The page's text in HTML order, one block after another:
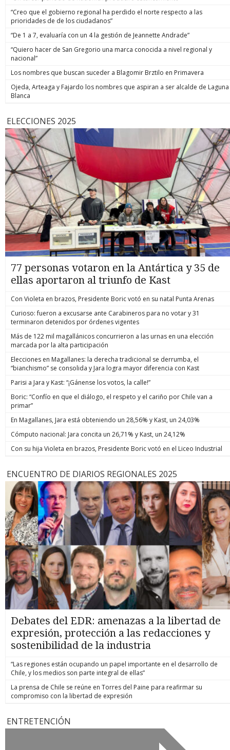
“Creo que el gobierno regional ha perdido el norte respecto a las
prioridades de de los ciudadanos”
“De 1 a 7, evaluaría con un 4 la gestión de Jeannette Andrade”
“Quiero hacer de San Gregorio una marca conocida a nivel regional y
nacional”
Los nombres que buscan suceder a Blagomir Brztilo en Primavera
Ojeda, Arteaga y Fajardo los nombres que aspiran a ser alcalde de Laguna
Blanca
ELECCIONES 2025
77 personas votaron en la Antártica y 35 de
ellas aportaron al triunfo de Kast
Con Violeta en brazos, Presidente Boric votó en su natal Punta Arenas
Curioso: fueron a excusarse ante Carabineros para no votar y 31
terminaron detenidos por órdenes vigentes
Más de 122 mil magallánicos concurrieron a las urnas en una elección
marcada por la alta participación
Elecciones en Magallanes: la derecha tradicional se derrumba, el
“bianchismo” se consolida y Jara logra mayor diferencia con Kast
Parisi a Jara y Kast: “¡Gánense los votos, la calle!”
Boric: “Confío en que el diálogo, el respeto y el cariño por Chile van a
primar”
En Magallanes, Jara está obteniendo un 28,56% y Kast, un 24,03%
Cómputo nacional: Jara concita un 26,71% y Kast, un 24,12%
Con su hija Violeta en brazos, Presidente Boric votó en el Liceo Industrial
ENCUENTRO DE DIARIOS REGIONALES 2025
Debates del EDR: amenazas a la libertad de
expresión, protección a las redacciones y
sostenibilidad de la industria
“Las regiones están ocupando un papel importante en el desarrollo de
Chile, y los medios son parte integral de ellas”
La prensa de Chile se reúne en Torres del Paine para reafirmar su
compromiso con la libertad de expresión
ENTRETENCIÓN